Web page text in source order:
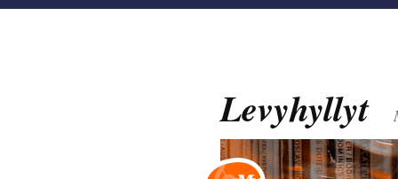
Levyhyllyt